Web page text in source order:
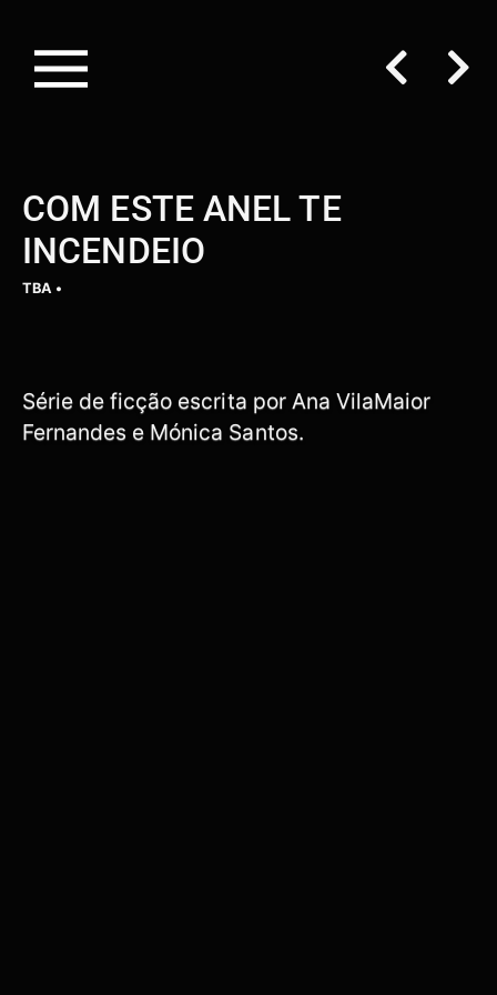
COM ESTE ANEL TE
INCENDEIO
TBA •
Série de ficção escrita por Ana VilaMaior
Fernandes e Mónica Santos.